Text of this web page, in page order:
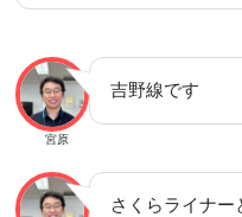
宮原
吉野線です
さくらライナー